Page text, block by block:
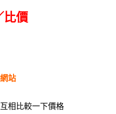
比價
站
相比較一下價格